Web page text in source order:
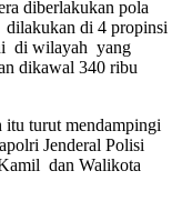
diberlakukan pola
dilakukan di 4 propinsi
di wilayah yang
dikawal 340 ribu
turut mendampingi
Jenderal Polisi
dan Walikota